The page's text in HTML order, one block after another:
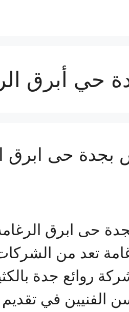
حي أبرق
حى ابرق
حى ابرق
تعد من
روائع جدة
الفنيين في تقديم